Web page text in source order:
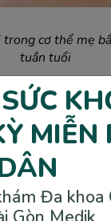
cơ thể mẹ
tuần tuổi
Hình ảnh siêu âm
thay đổi ở mẹ và
nhận biết
MIỄN
Đa khoa